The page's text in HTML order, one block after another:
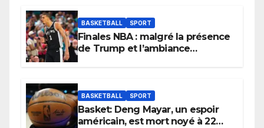
BASKETBALL SPORT
Finales NBA : malgré la présence
de Trump et l’ambiance
BASKETBALL SPORT
Basket: Deng Mayar, un espoir
américain, est mort noyé à 22